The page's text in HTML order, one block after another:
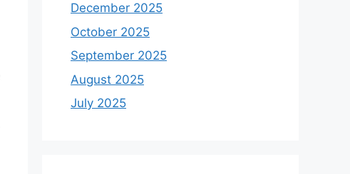
December 2025
October 2025
September 2025
August 2025
July 2025